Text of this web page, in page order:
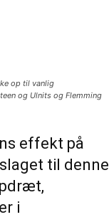
op til vanlig
og Ulnits og Flemming
effekt på
til denne
i